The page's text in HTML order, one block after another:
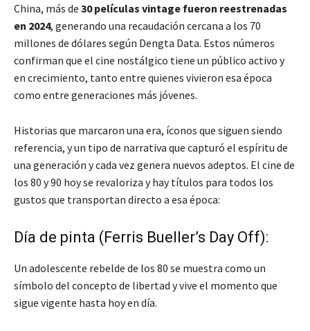
China, más de 30 películas vintage fueron reestrenadas
en 2024, generando una recaudación cercana a los 70
millones de dólares según Dengta Data. Estos números
confirman que el cine nostálgico tiene un público activo y
en crecimiento, tanto entre quienes vivieron esa época
como entre generaciones más jóvenes.
Historias que marcaron una era, íconos que siguen siendo
referencia, y un tipo de narrativa que capturó el espíritu de
una generación y cada vez genera nuevos adeptos. El cine de
los 80 y 90 hoy se revaloriza y hay títulos para todos los
gustos que transportan directo a esa época:
Día de pinta (Ferris Bueller’s Day Off):
Un adolescente rebelde de los 80 se muestra como un
símbolo del concepto de libertad y vive el momento que
sigue vigente hasta hoy en día.